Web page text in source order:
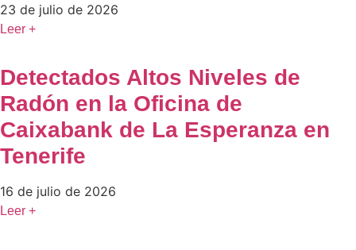
23 de julio de 2026
Leer +
Detectados Altos Niveles de
Radón en la Oficina de
Caixabank de La Esperanza en
Tenerife
16 de julio de 2026
Leer +